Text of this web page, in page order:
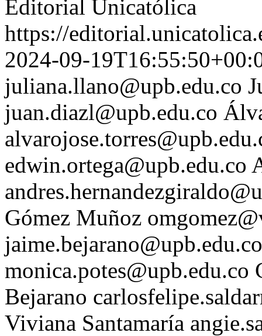
Editorial Unicatólica
https://
2024-09-
juliana.llano@upb.edu.co
juan.diazl@upb.edu.co
edwin.ortega@upb.edu.co
Gómez Muñoz
jaime.bejarano@upb.edu.co
monica.potes@upb.edu.co
Bejarano
Viviana Santamaría